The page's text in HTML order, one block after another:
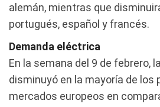
alemán, mientras que
portugués, español y francés.
Demanda eléctrica
En la semana del 9 de febrero, la
disminuyó en la mayoría de los
mercados europeos en